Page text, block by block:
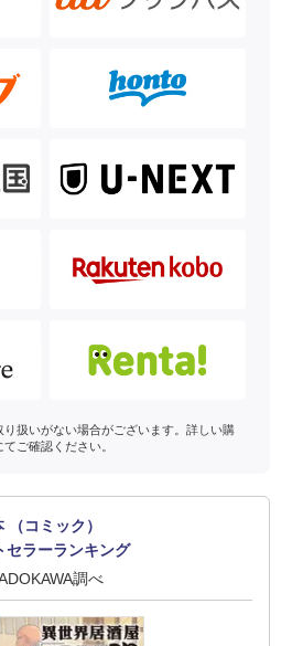
扱いがない場合がございます。詳しい購
ご確認ください。
（コミック）
セラーランキング
調べ